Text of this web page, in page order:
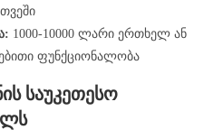
1000-10000 ლარი ერთხელ ან
ფუნქციონალობა
საუკეთესო